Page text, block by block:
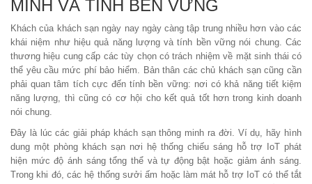
MINH VÀ TÍNH BỀN VỮNG
Khách của khách sạn ngày nay ngày càng tập trung nhiều hơn vào các
khái niệm như hiệu quả năng lượng và tính bền vững nói chung. Các
thương hiệu cung cấp các tùy chọn có trách nhiệm về mặt sinh thái có
thể yêu cầu mức phí bảo hiểm. Bản thân các chủ khách sạn cũng cần
phải quan tâm tích cực đến tính bền vững: nơi có khả năng tiết kiệm
năng lượng, thì cũng có cơ hội cho kết quả tốt hơn trong kinh doanh
nói chung.
Đây là lúc các giải pháp khách sạn thông minh ra đời. Ví dụ, hãy hình
dung một phòng khách sạn nơi hệ thống chiếu sáng hỗ trợ IoT phát
hiện mức độ ánh sáng tổng thể và tự động bật hoặc giảm ánh sáng.
Trong khi đó, các hệ thống sưởi ấm hoặc làm mát hỗ trợ IoT có thể tắt